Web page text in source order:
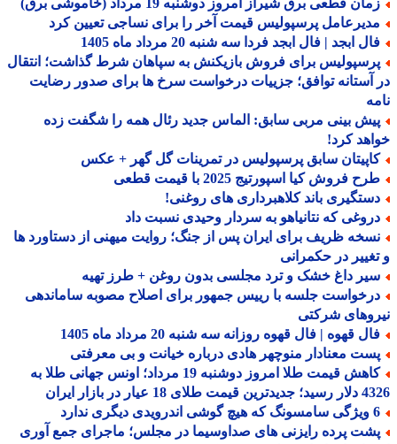
قطعی برق شیراز امروز دوشنبه 19 مرداد (خاموشی برق)
پرسپولیس قیمت آخر را برای نساجی تعیین کرد
ابجد | فال ابجد فردا سه شنبه 20 مرداد ماه 1405
برای فروش بازیکنش به سپاهان شرط گذاشت؛ انتقال
آستانه توافق؛ جزییات درخواست سرخ ها برای صدور رضایت
بینی مربی سابق: الماس جدید رئال همه را شگفت زده
کرد!
سابق پرسپولیس در تمرینات گل گهر + عکس
فروش کیا اسپورتیج 2025 با قیمت قطعی
باند کلاهبرداری های روغنی!
که نتانیاهو به سردار وحیدی نسبت داد
ظریف برای ایران پس از جنگ؛ روایت میهنی از دستاورد ها
در حکمرانی
داغ خشک و ترد مجلسی بدون روغن + طرز تهیه
جلسه با رییس جمهور برای اصلاح مصوبه ساماندهی
شرکتی
قهوه | فال قهوه روزانه سه شنبه 20 مرداد ماه 1405
معنادار منوچهر هادی درباره خیانت و بی معرفتی
کاهش قیمت طلا امروز دوشنبه 19 مرداد؛ اونس جهانی طلا به
18 عیار در بازار ایران
پرده رایزنی های صداوسیما در مجلس؛ ماجرای جمع آوری